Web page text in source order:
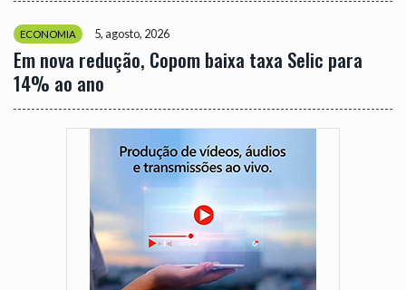
ECONOMIA 5, agosto, 2026
Em nova redução, Copom baixa taxa Selic para
14% ao ano